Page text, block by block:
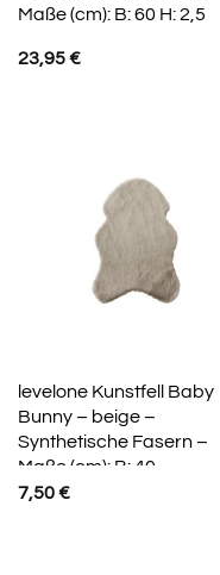
Maße (cm): B: 60 H: 2,5
23,95€
levelone Kunstfell Baby
Bunny – beige –
Synthetische Fasern –
Maße (cm): B: 40
7,50€